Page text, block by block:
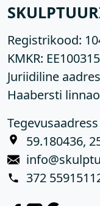
Registrikood:
KMKR:
Juriidiline
Haabersti
Tegevusaadress
59.180436,
372